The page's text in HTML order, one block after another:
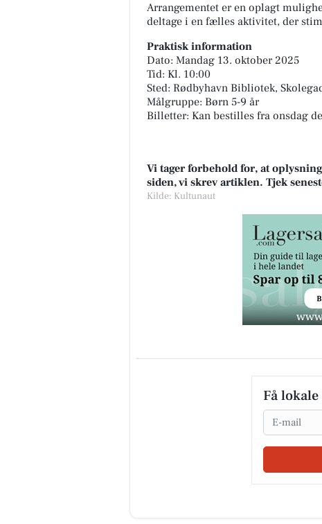
Arrangementet er en oplagt
deltage i en fælles aktivitet, der
Praktisk information
Dato: Mandag 13. oktober 2025
Tid: Kl. 10:00
Sted: Rødbyhavn Bibliotek,
Målgruppe: Børn 5-9 år
Billetter: Kan bestilles fra onsdag
Vi tager forbehold for, at
siden, vi skrev artiklen. Tjek
Kilde: Kultunaut
Få
Email